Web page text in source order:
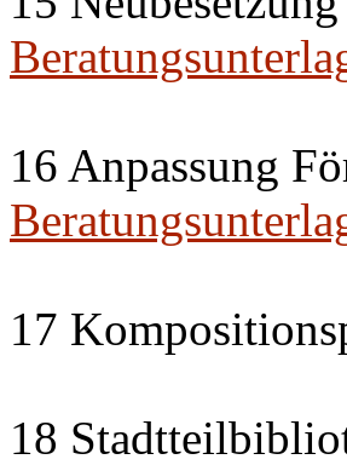
16 Anpassung
17
18